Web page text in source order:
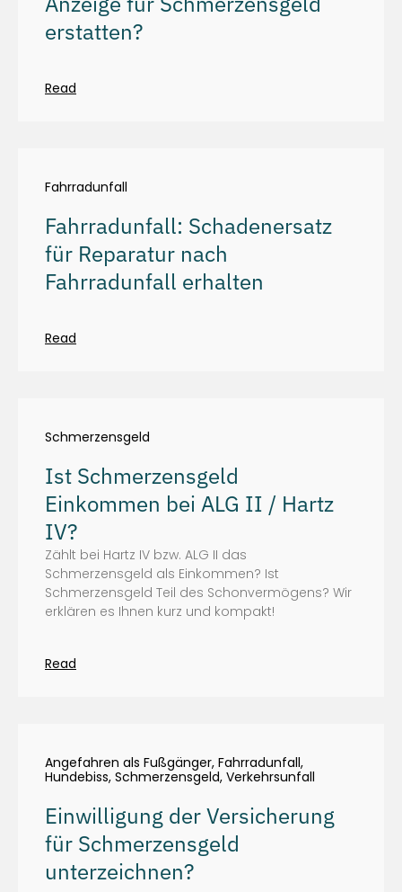
erstatten?
Read
Fahrradunfall
Fahrradunfall: Schadenersatz
für Reparatur nach
Fahrradunfall erhalten
Read
Schmerzensgeld
Ist Schmerzensgeld
Einkommen bei ALG II / Hartz
IV?
Zählt bei Hartz IV bzw. ALG II das
Schmerzensgeld als Einkommen? Ist
Schmerzensgeld Teil des Schonvermögens? Wir
erklären es Ihnen kurz und kompakt!
Read
Angefahren als Fußgänger, Fahrradunfall,
Hundebiss, Schmerzensgeld, Verkehrsunfall
Einwilligung der Versicherung
für Schmerzensgeld
unterzeichnen?